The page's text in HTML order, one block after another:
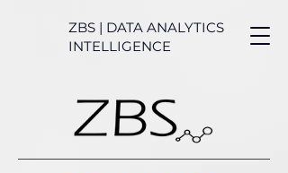
ZBS | DATA ANALYTICS
INTELLIGENCE